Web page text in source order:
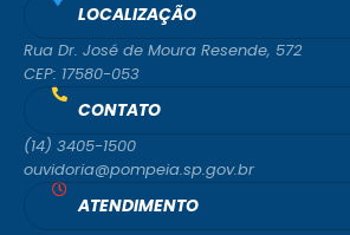
LOCALIZAÇÃO
Rua Dr. José de Moura Resende, 572
CEP: 17580-053
CONTATO
(14) 3405-1500
ouvidoria@pompeia.sp.gov.br
ATENDIMENTO